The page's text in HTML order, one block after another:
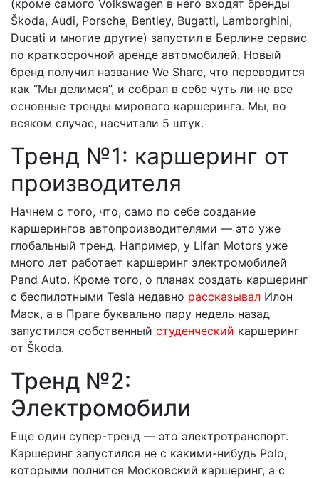
(кроме самого Volkswagen в него входят бренды
Škoda, Audi, Porsche, Bentley, Bugatti, Lamborghini,
Ducati и многие другие) запустил в Берлине сервис
по краткосрочной аренде автомобилей. Новый
бренд получил название We Share, что переводится
как “Мы делимся”, и собрал в себе чуть ли не все
основные тренды мирового каршеринга. Мы, во
всяком случае, насчитали 5 штук.
Тренд №1: каршеринг от
производителя
Начнем с того, что, само по себе создание
каршерингов автопроизводителями — это уже
глобальный тренд. Например, у Lifan Motors уже
много лет работает каршеринг электромобилей
Pand Auto. Кроме того, о планах создать каршеринг
с беспилотными Tesla недавно рассказывал Илон
Маск, а в Праге буквально пару недель назад
запустился собственный студенческий каршеринг
от Škoda.
Тренд №2:
Электромобили
Еще один супер-тренд — это электротранспорт.
Каршеринг запустился не с какими-нибудь Polo,
которыми полнится Московский каршеринг, а с